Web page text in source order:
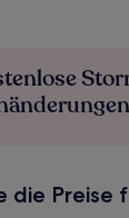
die Preise